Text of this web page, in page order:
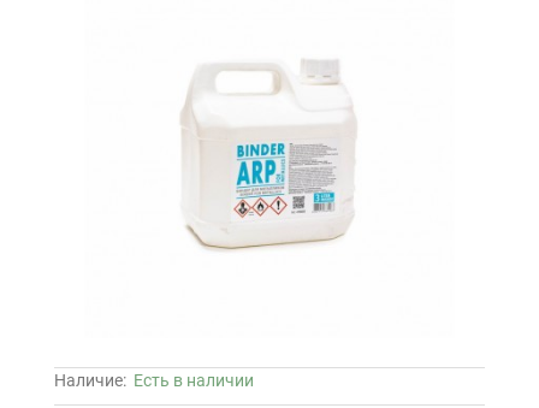
Наличие: Есть в наличии